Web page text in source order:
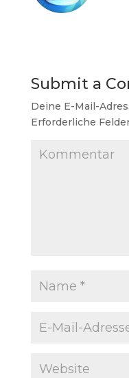
Submit a
Deine E-Mail-
Erforderliche